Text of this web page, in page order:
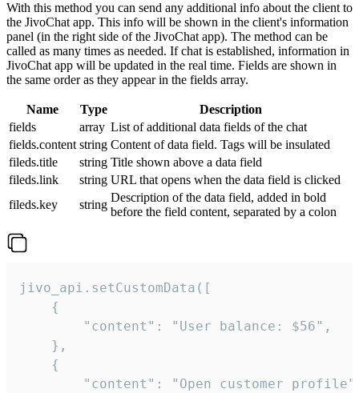
With this method you can send any additional info about the client to
the JivoChat app. This info will be shown in the client's information
panel (in the right side of the JivoChat app). The method can be
called as many times as needed. If chat is established, information in
JivoChat app will be updated in the real time. Fields are shown in
the same order as they appear in the fields array.
Name Type
Description
fields
array List of additional data fields of the chat
fields.content string Content of data field. Tags will be insulated
fileds.title
string Title shown above a data field
fileds.link
string URL that opens when the data field is clicked
fileds.key
string
Description of the data field, added in bold
before the field content, separated by a colon
jivo_api.setCustomData([
    {
        "content": "User balance: $56",
    },
    {
"content": "Open customer